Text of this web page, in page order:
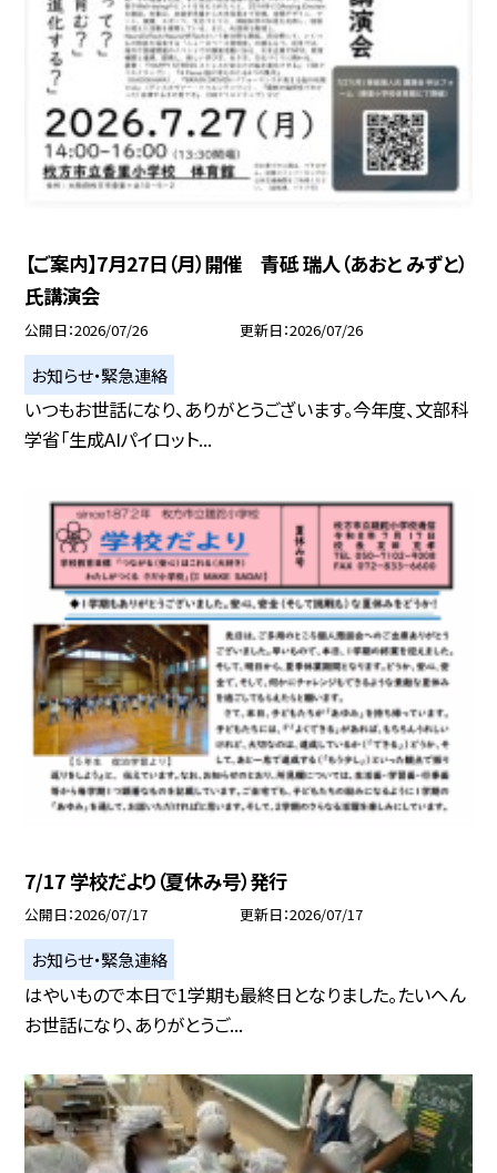
【ご案内】7月27日（月）開催 青砥 瑞人（あおと みずと）
氏講演会
公開日 2026/07/26 更新日 2026/07/26
お知らせ・緊急連絡
いつもお世話になり、ありがとうございます。今年度、文部科
学省「生成AIパイロット...
7/17 学校だより（夏休み号）発行
公開日 2026/07/17 更新日 2026/07/17
お知らせ・緊急連絡
はやいもので本日で1学期も最終日となりました。たいへん
お世話になり、ありがとうご...